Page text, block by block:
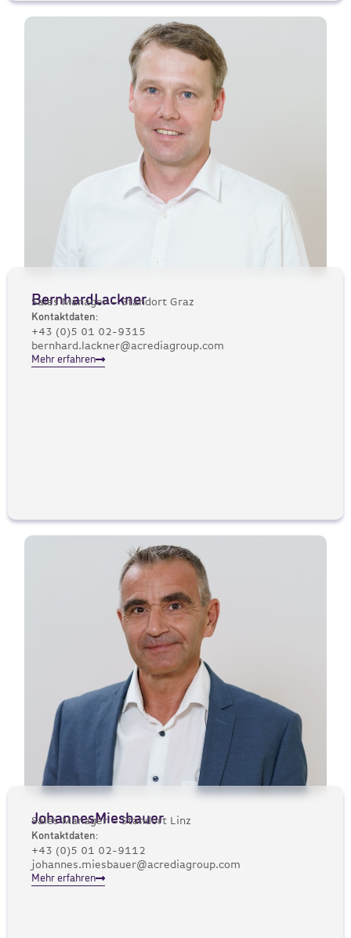
BernhardLackner
Sales Manager – Standort Graz
Kontaktdaten:
+43 (0)5 01 02-9315
bernhard.lackner@acrediagroup.com
Mehr erfahren
JohannesMiesbauer
Sales Manager – Standort Linz
Kontaktdaten:
+43 (0)5 01 02-9112
johannes.miesbauer@acrediagroup.com
Mehr erfahren